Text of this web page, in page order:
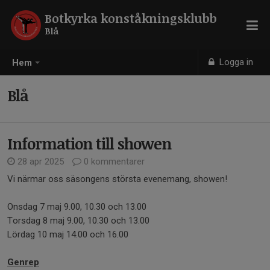
Hem Logga in
Botkyrka konståkningsklubb
Blå
Blå
Information till showen
28 apr 2025
0 kommentarer
Vi närmar oss säsongens största evenemang, showen!
Onsdag 7 maj 9.00, 10.30 och 13.00
Torsdag 8 maj 9.00, 10.30 och 13.00
Lördag 10 maj 14.00 och 16.00
Genrep